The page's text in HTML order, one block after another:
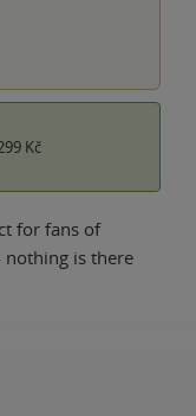
Kč
for fans of
nothing is there